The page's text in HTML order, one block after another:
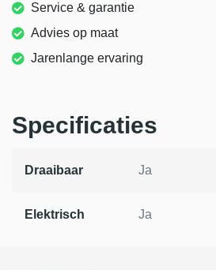
Service & garantie
Advies op maat
Jarenlange ervaring
Specificaties
Draaibaar Ja
Elektrisch Ja